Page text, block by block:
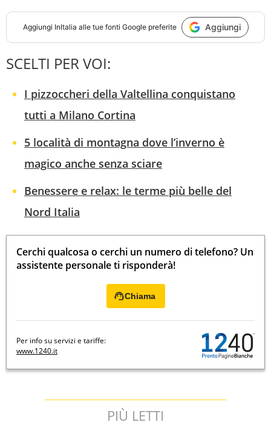
Aggiungi InItalia alle tue fonti Google preferite Aggiungi
SCELTI PER VOI:
I pizzoccheri della Valtellina conquistano
tutti a Milano Cortina
5 località di montagna dove l’inverno è
magico anche senza sciare
Benessere e relax: le terme più belle del
Nord Italia
Cerchi qualcosa o cerchi un numero di telefono? Un
assistente personale ti risponderà!
Chiama
Per info su servizi e tariffe:
www.1240.it
PIÙ LETTI